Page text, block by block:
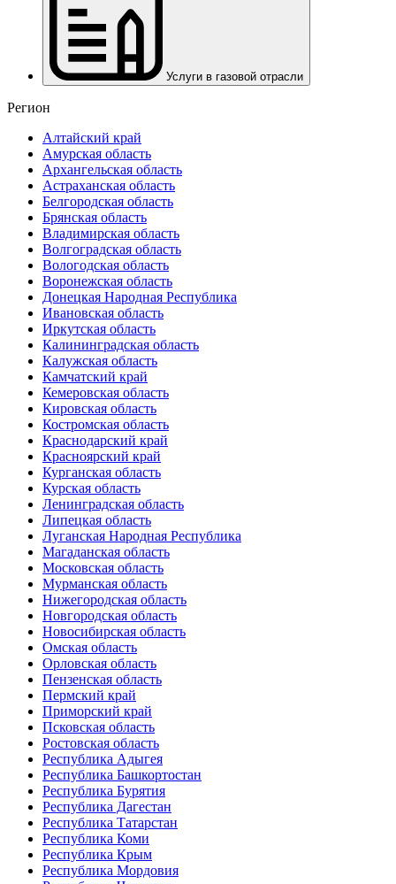
Услуги в газовой отрасли
Регион
Алтайский край
Амурская область
Архангельская область
Астраханская область
Белгородская область
Брянская область
Владимирская область
Волгоградская область
Вологодская область
Воронежская область
Донецкая Народная Республика
Ивановская область
Иркутская область
Калининградская область
Калужская область
Камчатский край
Кемеровская область
Кировская область
Костромская область
Краснодарский край
Красноярский край
Курганская область
Курская область
Ленинградская область
Липецкая область
Луганская Народная Республика
Магаданская область
Московская область
Мурманская область
Нижегородская область
Новгородская область
Новосибирская область
Омская область
Орловская область
Пензенская область
Пермский край
Приморский край
Псковская область
Ростовская область
Республика Адыгея
Республика Башкортостан
Республика Бурятия
Республика Дагестан
Республика Татарстан
Республика Коми
Республика Крым
Республика Мордовия